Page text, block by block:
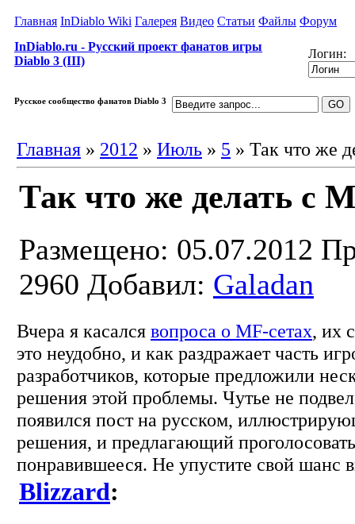
Главная InDiablo Wiki Галерея Видео Статьи Файлы Форум
InDiablo.ru - Русский проект фанатов игры
Diablo 3 (III)
Логин:
Русское сообщество фанатов Diablo 3
Главная » 2012 » Июль » 5 » Так что же
Так что же делать с
Размещено: 05.07.2012
2960 Добавил: Galadan
Вчера я касался вопроса о MF-сетах, их
это неудобно, и как раздражает часть
разработчиков, которые предложили
решения этой проблемы. Чутье не
появился пост на русском,
решения, и предлагающий
понравившееся. Не упустите свой шанс
Blizzard: